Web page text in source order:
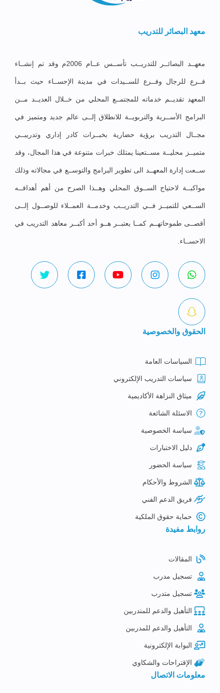
معهد البصائر للتدريب
معهــد البصائــر للتدريــب تأســس عــام 2006م وقد تم إنشــاء
فــرع للرجال وفــرع للســيدات في مدينة الإحســاء حيث بــدأ
المعهد تقديــم خدماته للمجتمــع المحلي من خــلال العديــد مــن
البرامج الأســرية والتربويــة للانطلاق إلــى عالم جديد ومتميز في
مجــال التدريب برؤية حضارية بخبــرات كادر إداري وتدريبــي
متميــز محليــة مســتعينا يمتلك خبرات متنوعة في هذا المجال، وقد
ســعت إدارة المعهــد الى تطوير البرامج والتوســع في مجالاته وذلك
مواكبــة لاحتياج الســوق المحلي وهــذا الصرح من أهم أهدافــه
الســعي للتميــز فــي التدريــب وخدمــة العمــلاء للوصــول إلــى
أقصــى طموحاتهــم كمــا يعتبــر هــو أحد أكبــر معاهد التدريب في
الاحســاء.
الحقوق والخصوصية
السياسات العامة
سياسات التدريب الإلكتروني
ميثاق النزاهة الأكاديمية
الاسئلة الشائعة
سياسة الخصوصية
دليل الاختبارات
سياسة الحضور
الشروط والأحكام
فريق الدعم الفني
حماية حقوق الملكية
روابط مفيدة
المقالات
تسجيل مدرب
تسجيل متدرب
التأهيل والدعم للمتدربين
التأهيل والدعم للمدربين
البوابة الإلكترونية
الإقتراحات والشكاوي
معلومات الاتصال